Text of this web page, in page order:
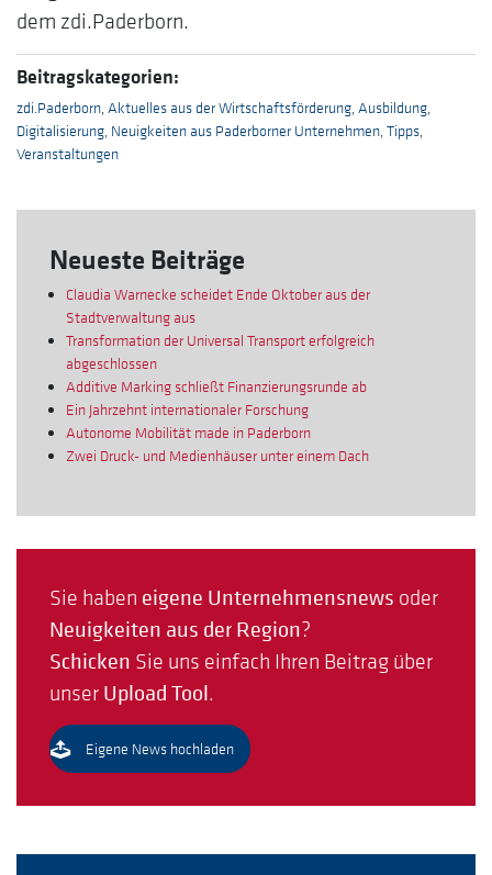
dem zdi.Paderborn.
Beitragskategorien:
zdi.Paderborn,Aktuelles aus der Wirtschaftsförderung,Ausbildung,
Digitalisierung, Neuigkeiten aus Paderborner Unternehmen,Tipps,
Veranstaltungen
Neueste Beiträge
Claudia Warnecke scheidet Ende Oktober aus der
Stadtverwaltung aus
Transformation der Universal Transport erfolgreich
abgeschlossen
Additive Marking schließt Finanzierungsrunde ab
Ein Jahrzehnt internationaler Forschung
Autonome Mobilität made in Paderborn
Zwei Druck- und Medienhäuser unter einem Dach
Sie haben eigene Unternehmensnews oder
Neuigkeiten aus der Region?
Schicken Sie uns einfach Ihren Beitrag über
unser Upload Tool.
Eigene News hochladen